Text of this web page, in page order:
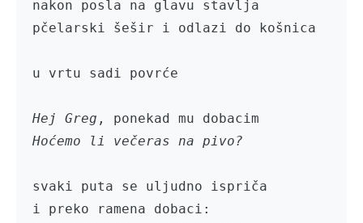
nakon posla na glavu stavlja
pčelarski šešir i odlazi do košnica
u vrtu sadi povrće
Hej Greg
Hoćemo li večeras na pivo?
svaki puta se uljudno ispriča